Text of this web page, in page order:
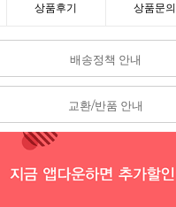
상품후기 상품문의
배송정책 안내
교환/반품 안내